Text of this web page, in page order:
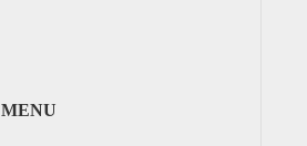
MENU